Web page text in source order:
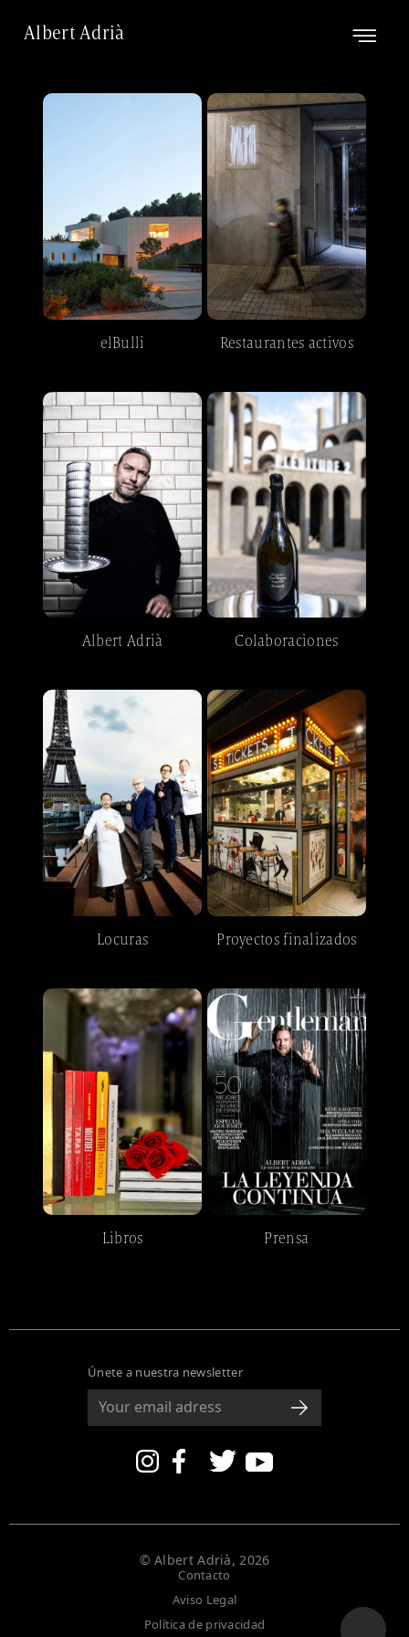
Albert Adrià
elBulli Restaurantes activos
Albert Adrià Colaboraciones
Locuras Proyectos finalizados
Libros Prensa
Únete a nuestra newsletter
© Albert Adrià, 2026
Contacto
Aviso Legal
Política de privacidad